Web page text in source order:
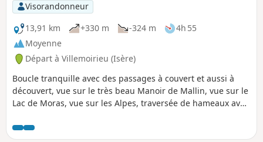
Visorandonneur
13,91 km
+330 m -324 m
4h 55
Moyenne
Départ à Villemoirieu (Isère)
Boucle tranquille avec des passages à couvert et aussi à
découvert, vue sur le très beau Manoir de Mallin, vue sur le
Lac de Moras, vue sur les Alpes, traversée de hameaux avec
grotte.